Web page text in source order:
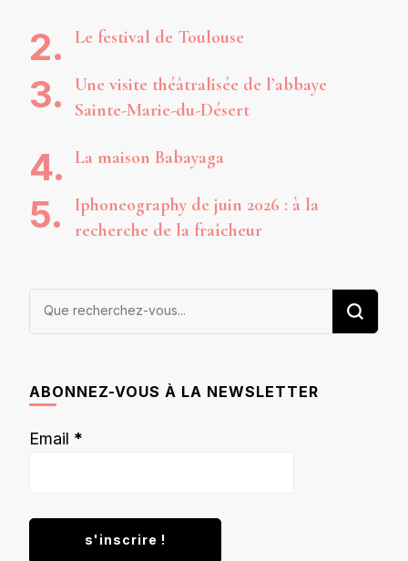
Le festival de Toulouse
Une visite théâtralisée de l’abbaye
Sainte-Marie-du-Désert
La maison Babayaga
Iphoneography de juin 2026 : à la
recherche de la fraîcheur
Vous
ABONNEZ-VOUS À LA NEWSLETTER
Email *